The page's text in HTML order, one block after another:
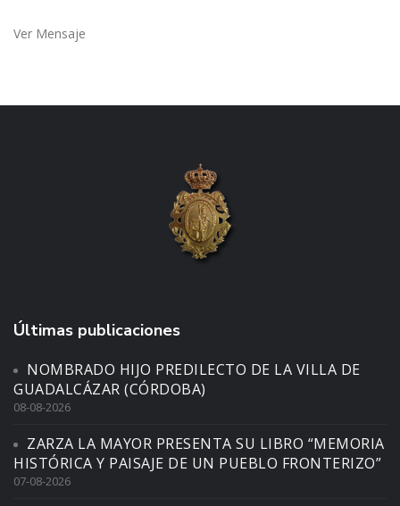
Ver Mensaje
Últimas publicaciones
NOMBRADO HIJO PREDILECTO DE LA VILLA DE
GUADALCÁZAR (CÓRDOBA)
08-08-2026
ZARZA LA MAYOR PRESENTA SU LIBRO “MEMORIA
HISTÓRICA Y PAISAJE DE UN PUEBLO FRONTERIZO”
07-08-2026